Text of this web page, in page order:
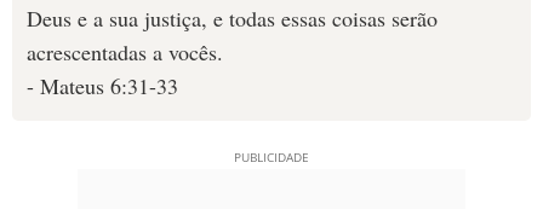
LOJA BÍBLIAON
Deus e a sua justiça, e todas essas coisas serão
acrescentadas a vocês.
- Mateus 6:31-33